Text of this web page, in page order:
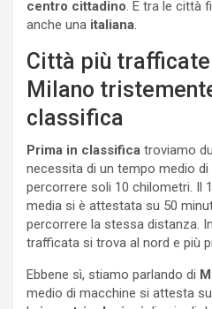
centro cittadino. E tra le città
anche una italiana.
Città più
Milano
classifica
Prima in classifica troviamo
necessita di un tempo medio
percorrere soli 10 chilometri. Il
media si è attestata su 50
percorrere la stessa distanza.
trafficata si trova al nord e più
Ebbene sì, stiamo parlando di
medio di macchine si attesta